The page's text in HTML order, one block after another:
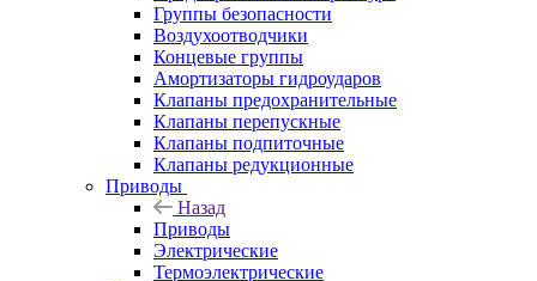
Группы безопасности
Воздухоотводчики
Концевые группы
Амортизаторы гидроударов
Клапаны предохранительные
Клапаны перепускные
Клапаны подпиточные
Клапаны редукционные
Приводы
Назад
Приводы
Электрические
Термоэлектрические